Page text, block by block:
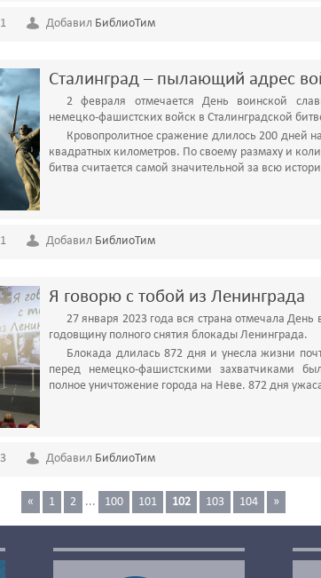
Добавил БиблиоТим
Сталинград – пылающий адрес
2 февраля отмечается День воинской
немецко-фашистских войск в Сталинградской
Кровопролитное сражение длилось 200 дней
квадратных километров. По своему размаху и
битва считается самой значительной за всю
Добавил БиблиоТим
Я говорю с тобой из Ленинграда
27 января 2023 года вся страна отмечала
годовщину полного снятия блокады Ленинграда.
Блокада длилась 872 дня и унесла жизни
перед немецко-фашистскими захватчиками
полное уничтожение города на Неве. 872 дня
Добавил БиблиоТим
« 1 2 ... 100 101 102 103 104 »